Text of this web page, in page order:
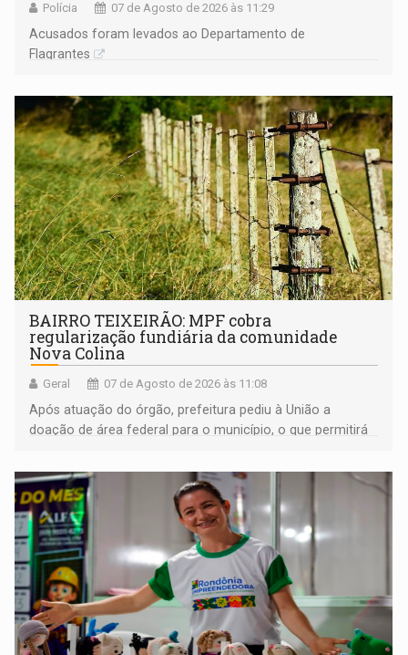
Polícia 07 de Agosto de 2026 às 11:29
Acusados foram levados ao Departamento de
Flagrantes
BAIRRO TEIXEIRÃO: MPF cobra
regularização fundiária da comunidade
Nova Colina
Geral 07 de Agosto de 2026 às 11:08
Após atuação do órgão, prefeitura pediu à União a
doação de área federal para o município, o que permitirá